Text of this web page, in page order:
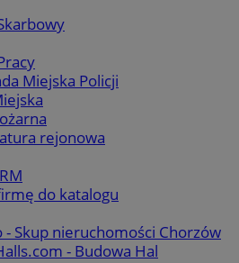
Miejska Policji
rejonowa
do katalogu
- Skup nieruchomości Chorzów
- Budowa Hal